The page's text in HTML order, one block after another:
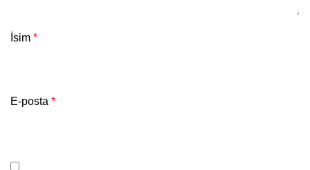
İsim *
E-posta *